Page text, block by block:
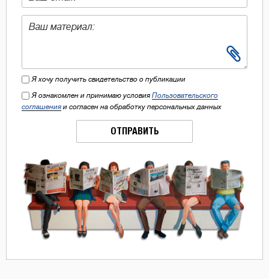
Я хочу получить свидетельство о публикации
Я ознакомлен и принимаю условия Пользовательского
соглашения и согласен на обработку персональных данных
ОТПРАВИТЬ